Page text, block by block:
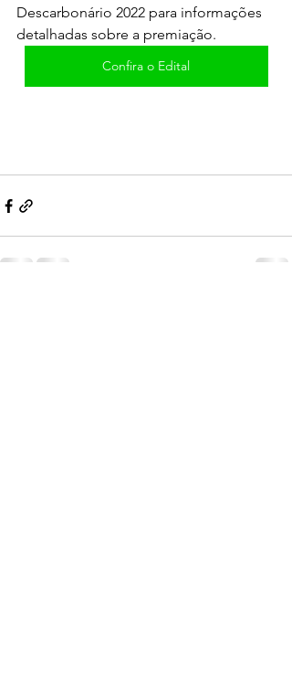
Descarbonário 2022 para informações
detalhadas sobre a premiação.
Confira o Edital